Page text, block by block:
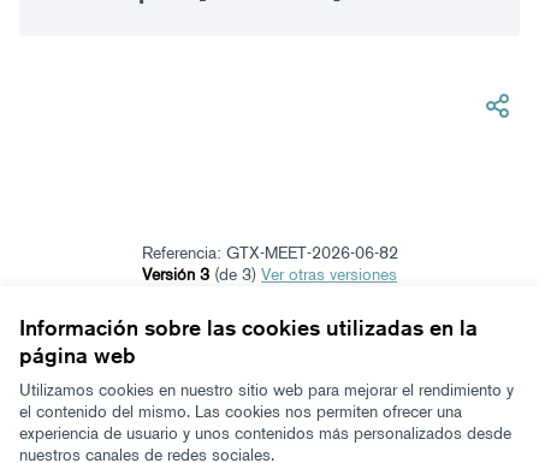
Información sobre las cookies utilizadas en la
página web
Utilizamos cookies en nuestro sitio web para mejorar el rendimiento y
el contenido del mismo. Las cookies nos permiten ofrecer una
experiencia de usuario y unos contenidos más personalizados desde
nuestros canales de redes sociales.
Referencia: GTX-MEET-2026-06-82
Versión 3 (de 3)
ver otras versiones
Términos y condiciones de uso
Configuración de cookies
Zeugaz en X
(Enlace externo)
Zeugaz en Facebook
(Enlace externo)
Zeugaz en Instagram
(Enlace externo)
Zeugaz en YouTube
(Enlace externo)
Zeugaz en GitHub
(Enlace externo)
Castellano